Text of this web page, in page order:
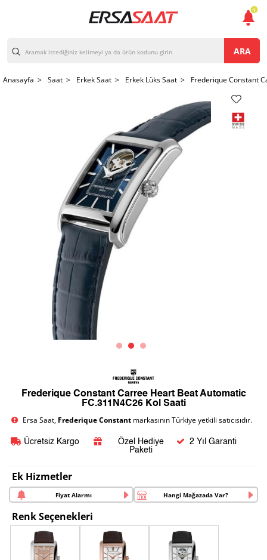
ARA
Anasayfa > Saat > Erkek Saat > Erkek Lüks Saat > Frederique Constant
Frederique Constant Carree Heart Beat Automatic
FC.311N4C26 Kol Saati
Ersa Saat, Frederique Constant markasının Türkiye yetkili satıcısıdır.
Ücretsiz Kargo
Özel Hediye
Paketi
2 Yıl Garanti
Ek Hizmetler
Fiyat Alarmı Hangi Mağazada Var?
Renk Seçenekleri
1